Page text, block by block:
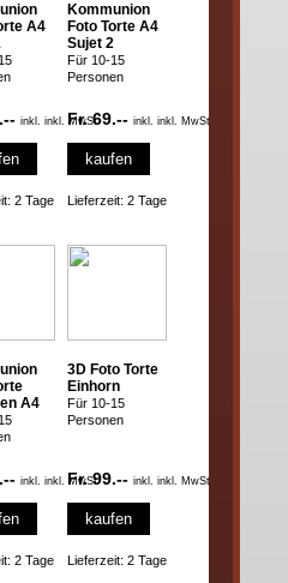
A4
inkl. inkl. MwSt
2 Tage
Kommunion
Foto Torte A4
Sujet 2
Für 10-15
Personen
Fr. 69.-- inkl. inkl. MwSt
kaufen
Lieferzeit: 2 Tage
A4
inkl. inkl. MwSt
2 Tage
3D Foto Torte
Einhorn
Für 10-15
Personen
Fr. 99.-- inkl. inkl. MwSt
kaufen
Lieferzeit: 2 Tage